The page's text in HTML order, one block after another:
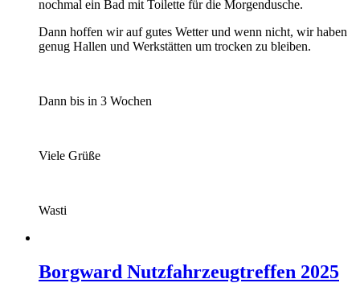
nochmal ein Bad mit Toilette für die Morgendusche.
Dann hoffen wir auf gutes Wetter und wenn nicht, wir haben
genug Hallen und Werkstätten um trocken zu bleiben.
Dann bis in 3 Wochen
Viele Grüße
Wasti
Borgward Nutzfahrzeugtreffen 2025